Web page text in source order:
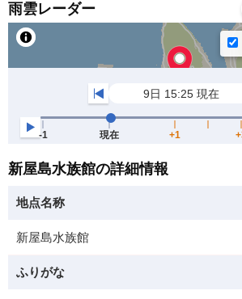
雨雲レーダー
新屋島水族館の詳細情報
地点名称
新屋島水族館
ふりがな